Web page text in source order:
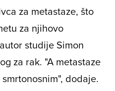
za metastaze, što
za njihovo
studije Simon
za rak. "A metastaze
dodaje.